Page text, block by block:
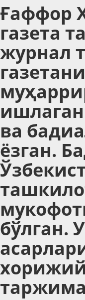
Ғаффор
газета
журнал
ва
ёзган.
бўлган.